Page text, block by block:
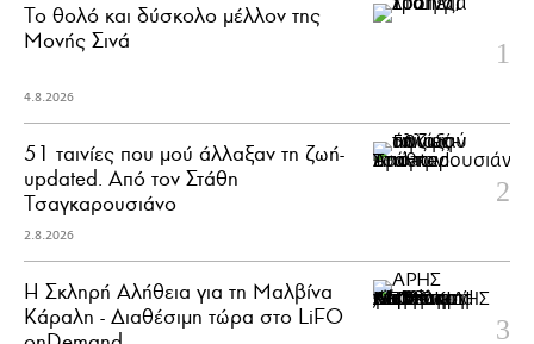
Το θολό και δύσκολο μέλλον της
Μονής Σινά
4.8.2026
51 ταινίες που μού άλλαξαν τη ζωή-
updated. Aπό τον Στάθη
Τσαγκαρουσιάνο
2.8.2026
Η Σκληρή Αλήθεια για τη Μαλβίνα
Κάραλη - Διαθέσιμη τώρα στo LiFO